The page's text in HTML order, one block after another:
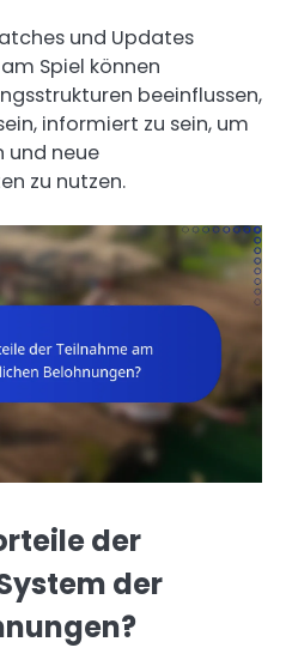
und Updates
Spiel können
beeinflussen,
informiert zu sein, um
und neue
zu nutzen.
der
der